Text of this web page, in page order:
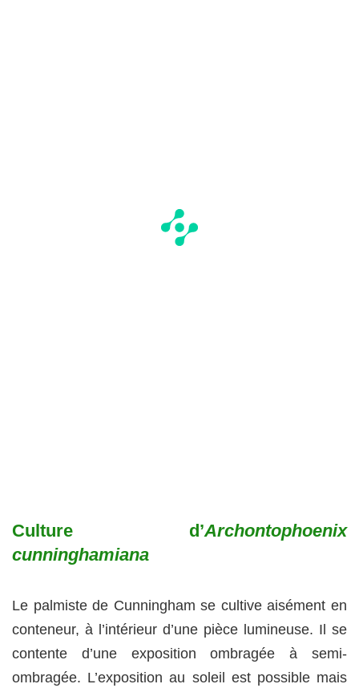
Culture d’Archontophoenix
cunninghamiana
Le palmiste de Cunningham se cultive aisément en
conteneur, à l’intérieur d’une pièce lumineuse. Il se
contente d’une exposition ombragée à semi-
ombragée. L’exposition au soleil est possible mais